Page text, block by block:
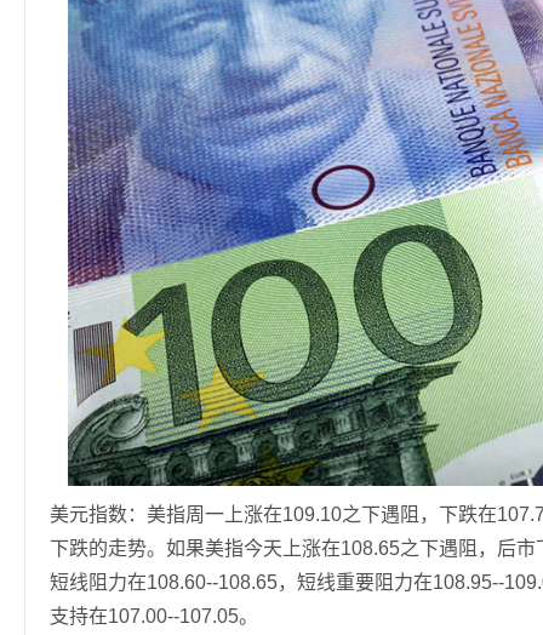
美元指数：美指周一上涨在109.10之下遇阻，下跌在
下跌的走势。如果美指今天上涨在108.65之下遇阻，后
短线阻力在108.60--108.65，短线重要阻力在108.95--
支持在107.00--107.05。